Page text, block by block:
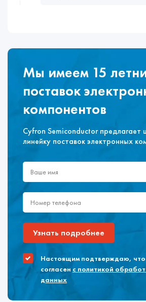
Мы имеем 15
поставок
компонентов
Cyfron Semiconductor предлагает
линейку поставок электронных
Узнать подробнее
Настоящим подтверждаю, что
согласен с политикой
данных